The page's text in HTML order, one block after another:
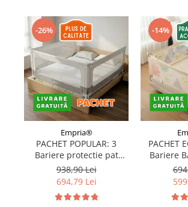
Carduri Cadou
Propuneri Cadou
Produse Sub 50 Lei
Resigilate
-26%
Empria®
PACHET POPULAR: 3
Bariere protectie pat
copii, SELECT, 160x200
cm
938,90 Lei
694,79 Lei
-14%
PACHET
Bariere
protectie
+ bara